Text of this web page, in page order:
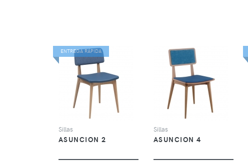
ENTREGA RÁPIDA
VER
Sillas
ASUNCION 2
VER
Sillas
ASUNCION 4